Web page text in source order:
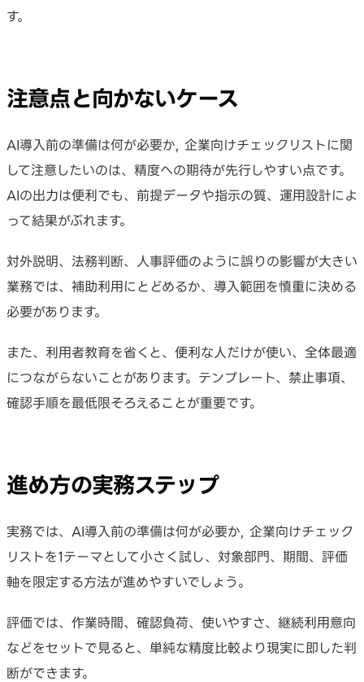
す。
注意点と向かないケース
AI導入前の準備は何が必要か, 企業向けチェックリストに関
して注意したいのは、精度への期待が先行しやすい点です。
AIの出力は便利でも、前提データや指示の質、運用設計によ
って結果がぶれます。
対外説明、法務判断、人事評価のように誤りの影響が大きい
業務では、補助利用にとどめるか、導入範囲を慎重に決める
必要があります。
また、利用者教育を省くと、便利な人だけが使い、全体最適
につながらないことがあります。テンプレート、禁止事項、
確認手順を最低限そろえることが重要です。
進め方の実務ステップ
実務では、AI導入前の準備は何が必要か, 企業向けチェック
リストを1テーマとして小さく試し、対象部門、期間、評価
軸を限定する方法が進めやすいでしょう。
評価では、作業時間、確認負荷、使いやすさ、継続利用意向
などをセットで見ると、単純な精度比較より現実に即した判
断ができます。